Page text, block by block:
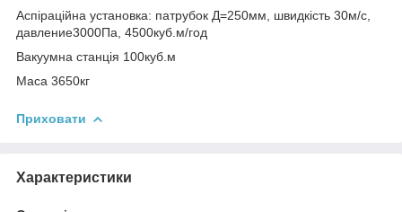
Аспіраційна установка: патрубок Д=250мм, швидкість 30м/с,
давление3000Па, 4500куб.м/год
Вакуумна станція 100куб.м
Маса 3650кг
Приховати
Характеристики